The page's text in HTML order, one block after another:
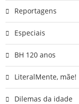
Reportagens
Especiais
BH 120 anos
LiteralMente, mãe!
Dilemas da idade